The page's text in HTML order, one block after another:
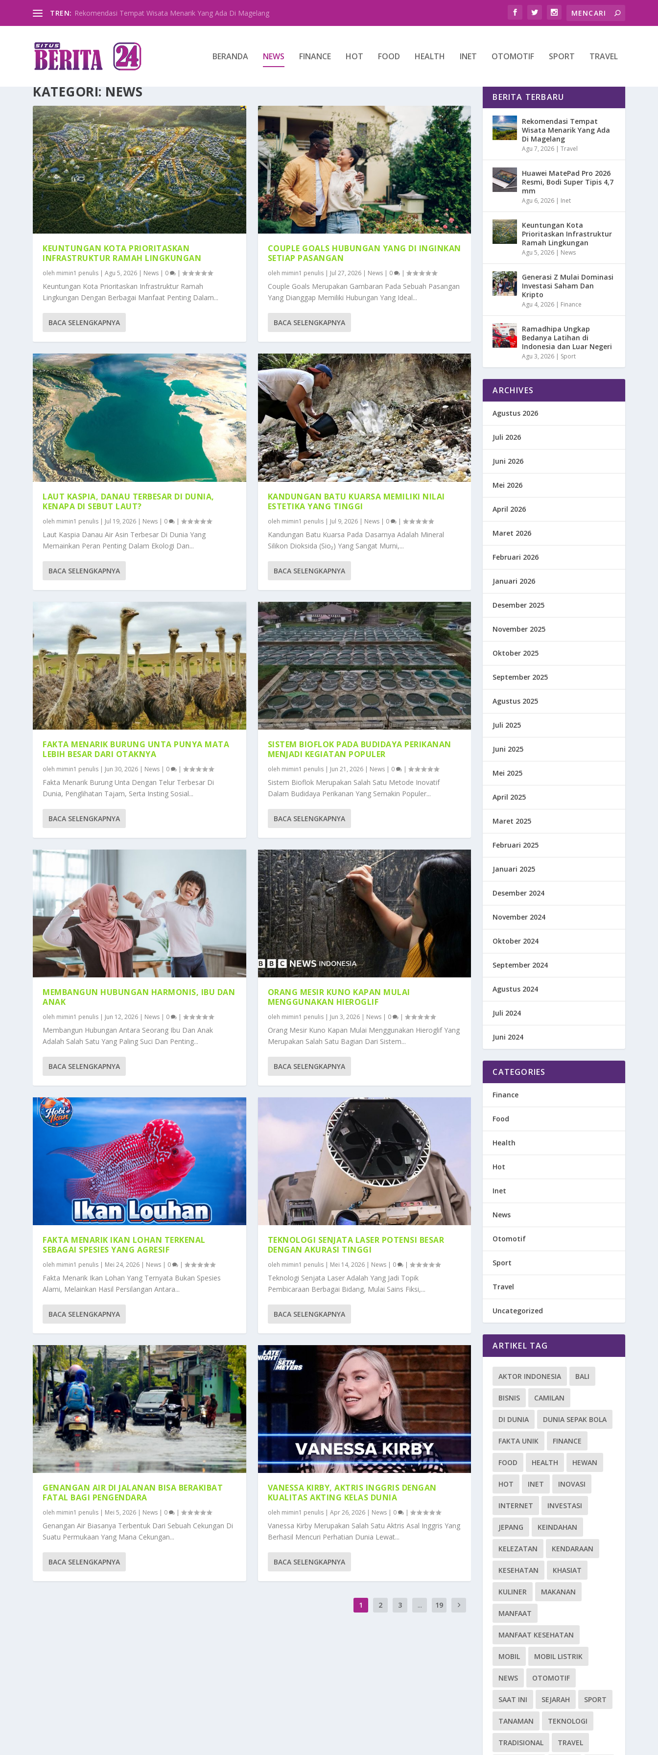
TREN: Rekomendasi Tempat Wisata Menarik Yang Ada Di Magelang
BERANDA NEWS FINANCE HOT FOOD HEALTH INET OTOMOTIF SPORT TRAVEL
KATEGORI: NEWS
KEUNTUNGAN KOTA PRIORITASKAN
INFRASTRUKTUR RAMAH LINGKUNGAN
oleh mimin1 penulis |Agu 5, 2026 | News | 0 |
Keuntungan Kota Prioritaskan Infrastruktur Ramah
Lingkungan Dengan Berbagai Manfaat Penting Dalam...
BACA SELENGKAPNYA
LAUT KASPIA, DANAU TERBESAR DI DUNIA,
KENAPA DI SEBUT LAUT?
oleh mimin1 penulis | Jul 19, 2026 | News | 0 |
Laut Kaspia Danau Air Asin Terbesar Di Dunia Yang
Memainkan Peran Penting Dalam Ekologi Dan...
BACA SELENGKAPNYA
FAKTA MENARIK BURUNG UNTA PUNYA MATA
LEBIH BESAR DARI OTAKNYA
oleh mimin1 penulis | Jun 30, 2026 | News | 0 |
Fakta Menarik Burung Unta Dengan Telur Terbesar Di
Dunia, Penglihatan Tajam, Serta Insting Sosial...
BACA SELENGKAPNYA
MEMBANGUN HUBUNGAN HARMONIS, IBU DAN
ANAK
oleh mimin1 penulis | Jun 12, 2026 | News | 0 |
Membangun Hubungan Antara Seorang Ibu Dan Anak
Adalah Salah Satu Yang Paling Suci Dan Penting...
BACA SELENGKAPNYA
FAKTA MENARIK IKAN LOHAN TERKENAL
SEBAGAI SPESIES YANG AGRESIF
oleh mimin1 penulis | Mei 24, 2026 | News | 0 |
Fakta Menarik Ikan Lohan Yang Ternyata Bukan Spesies
Alami, Melainkan Hasil Persilangan Antara...
BACA SELENGKAPNYA
GENANGAN AIR DI JALANAN BISA BERAKIBAT
FATAL BAGI PENGENDARA
oleh mimin1 penulis | Mei 5, 2026 | News | 0 |
Genangan Air Biasanya Terbentuk Dari Sebuah Cekungan Di
Suatu Permukaan Yang Mana Cekungan...
BACA SELENGKAPNYA
COUPLE GOALS HUBUNGAN YANG DI INGINKAN
SETIAP PASANGAN
oleh mimin1 penulis| Jul 27, 2026| News| 0 |
Couple Goals Merupakan Gambaran Pada Sebuah Pasangan
Yang Dianggap Memiliki Hubungan Yang Ideal...
BACA SELENGKAPNYA
KANDUNGAN BATU KUARSA MEMILIKI NILAI
ESTETIKA YANG TINGGI
oleh mimin1 penulis| Jul 9, 2026| News| 0 |
Kandungan Batu Kuarsa Pada Dasarnya Adalah Mineral
Silikon Dioksida (Sio₂) Yang Sangat Murni,...
BACA SELENGKAPNYA
SISTEM BIOFLOK PADA BUDIDAYA PERIKANAN
MENJADI KEGIATAN POPULER
oleh mimin1 penulis| Jun 21, 2026| News| 0 |
Sistem Bioflok Merupakan Salah Satu Metode Inovatif
Dalam Budidaya Perikanan Yang Semakin Populer...
BACA SELENGKAPNYA
ORANG MESIR KUNO KAPAN MULAI
MENGGUNAKAN HIEROGLIF
oleh mimin1 penulis| Jun 3, 2026| News| 0 |
Orang Mesir Kuno Kapan Mulai Menggunakan Hieroglif Yang
Merupakan Salah Satu Bagian Dari Sistem...
BACA SELENGKAPNYA
TEKNOLOGI SENJATA LASER POTENSI BESAR
DENGAN AKURASI TINGGI
oleh mimin1 penulis| Mei 14, 2026| News| 0 |
Teknologi Senjata Laser Adalah Yang Jadi Topik
Pembicaraan Berbagai Bidang, Mulai Sains Fiksi,...
BACA SELENGKAPNYA
VANESSA KIRBY, AKTRIS INGGRIS DENGAN
KUALITAS AKTING KELAS DUNIA
oleh mimin1 penulis| Apr 26, 2026| News| 0 |
Vanessa Kirby Merupakan Salah Satu Aktris Asal Inggris Yang
Berhasil Mencuri Perhatian Dunia Lewat...
BACA SELENGKAPNYA
1 2 3 ... 19
BERITA TERBARU
Rekomendasi Tempat
Wisata Menarik Yang Ada
Di Magelang
Agu 7, 2026 |Travel
Huawei MatePad Pro 2026
Resmi, Bodi Super Tipis 4,7
mm
Agu 6, 2026 | Inet
Keuntungan Kota
Prioritaskan Infrastruktur
Ramah Lingkungan
Agu 5, 2026 | News
Generasi Z Mulai Dominasi
Investasi Saham Dan
Kripto
Agu 4, 2026 | Finance
Ramadhipa Ungkap
Bedanya Latihan di
Indonesia dan Luar Negeri
Agu 3, 2026 | Sport
ARCHIVES
Agustus 2026
Juli 2026
Juni 2026
Mei 2026
April 2026
Maret 2026
Februari 2026
Januari 2026
Desember 2025
November 2025
Oktober 2025
September 2025
Agustus 2025
Juli 2025
Juni 2025
Mei 2025
April 2025
Maret 2025
Februari 2025
Januari 2025
Desember 2024
November 2024
Oktober 2024
September 2024
Agustus 2024
Juli 2024
Juni 2024
CATEGORIES
Finance
Food
Health
Hot
Inet
News
Otomotif
Sport
Travel
Uncategorized
ARTIKEL TAG
AKTOR INDONESIA BALI
BISNIS CAMILAN
DI DUNIA DUNIA SEPAK BOLA
FAKTA UNIK FINANCE
FOOD HEALTH HEWAN
HOT INET INOVASI
INTERNET INVESTASI
JEPANG KEINDAHAN
KELEZATAN KENDARAAN
KESEHATAN KHASIAT
KULINER MAKANAN
MANFAAT
MANFAAT KESEHATAN
MOBIL MOBIL LISTRIK
NEWS OTOMOTIF
SAAT INI SEJARAH SPORT
TANAMAN TEKNOLOGI
TRADISIONAL TRAVEL